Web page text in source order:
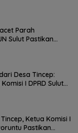
Parah
Sulut Pastikan
Desa Tincep:
I DPRD Sulut
Ketua Komisi I
Pastikan